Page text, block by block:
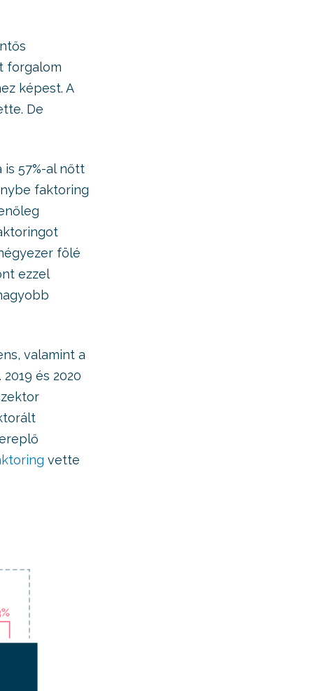
forgalom
képest. A
De
57%-al nőtt
faktoring
fölé
ezzel
valamint a
és 2020
vette